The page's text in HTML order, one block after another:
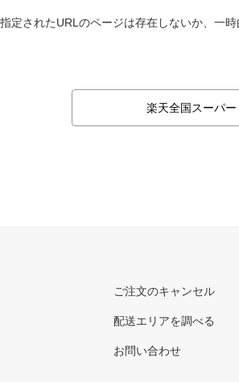
指定されたURLのページは存在しないか、一
楽天全国スーパ
ご注文のキャンセル
配送エリアを調べる
お問い合わせ